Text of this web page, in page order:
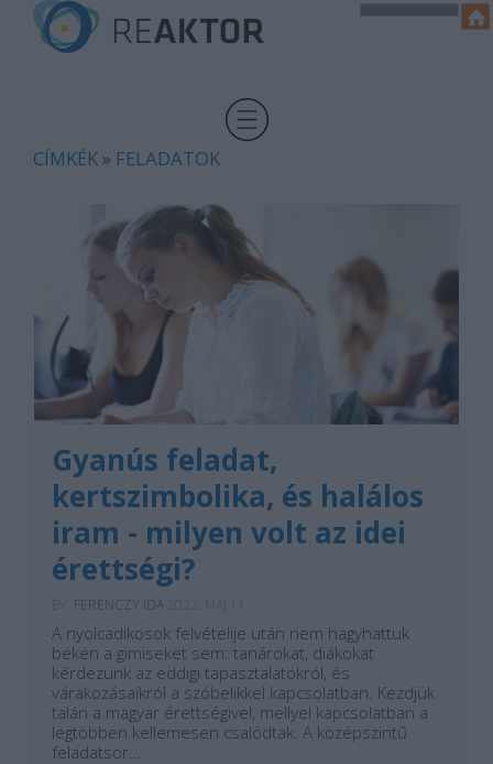
CÍMKÉK » FELADATOK
Gyanús feladat,
kertszimbolika, és halálos
iram - milyen volt az idei
érettségi?
FERENCZY IDA
A nyolcadikosok felvételije után nem hagyhattuk
békén a gimiseket sem: tanárokat, diákokat
kérdezünk az eddigi tapasztalatokról, és
várakozásaikról a szóbelikkel kapcsolatban. Kezdjük
talán a magyar érettségivel, mellyel kapcsolatban a
legtöbben kellemesen csalódtak. A középszintű
feladatsor…